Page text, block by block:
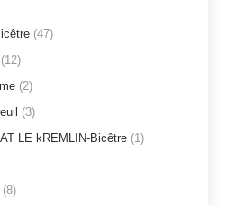
(47)
(12)
(2)
(3)
LE kREMLIN-Bicêtre (1)
(8)